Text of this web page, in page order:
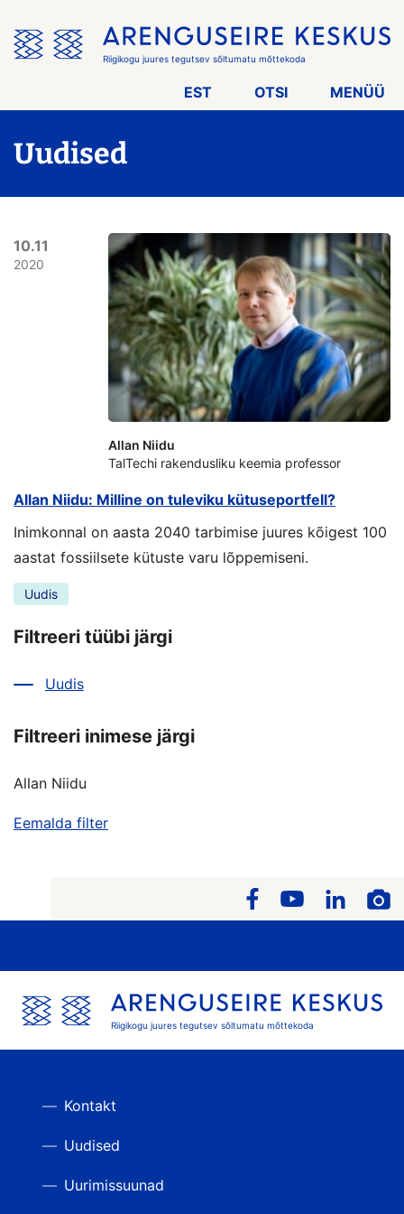
menüü
vahele
Riigikogu juures tegutsev sõltumatu mõttekoda
EST OTSI MENÜÜ
Uudised
10.11
2020
Allan Niidu: Milline on tuleviku kütuseportfell?
Inimkonnal on aasta 2040 tarbimise juures kõigest 100
aastat fossiilsete kütuste varu lõppemiseni.
Uudis
Allan Niidu
TalTechi rakendusliku keemia professor
Filtreeri tüübi järgi
Uudis
Filtreeri inimese järgi
Allan Niidu
Eemalda filter
Riigikogu juures tegutsev sõltumatu mõttekoda
Kontakt
Uudised
Uurimissuunad